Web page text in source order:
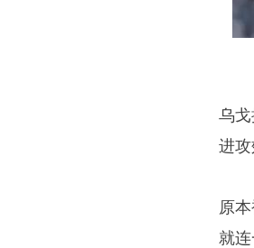
乌
进
原
就连